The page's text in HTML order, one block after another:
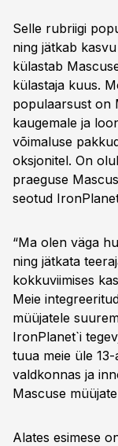
Selle rubriigi
ning jätkab
külastab
külastaja kuus.
populaarsust on
kaugemale ja
võimaluse
oksjonitel. On
praeguse
seotud
“Ma olen väga
ning jätkata
kokkuviimises
Meie
müüjatele
IronPlanet`i
tuua meie üle
valdkonnas ja
Mascuse
Alates esimese